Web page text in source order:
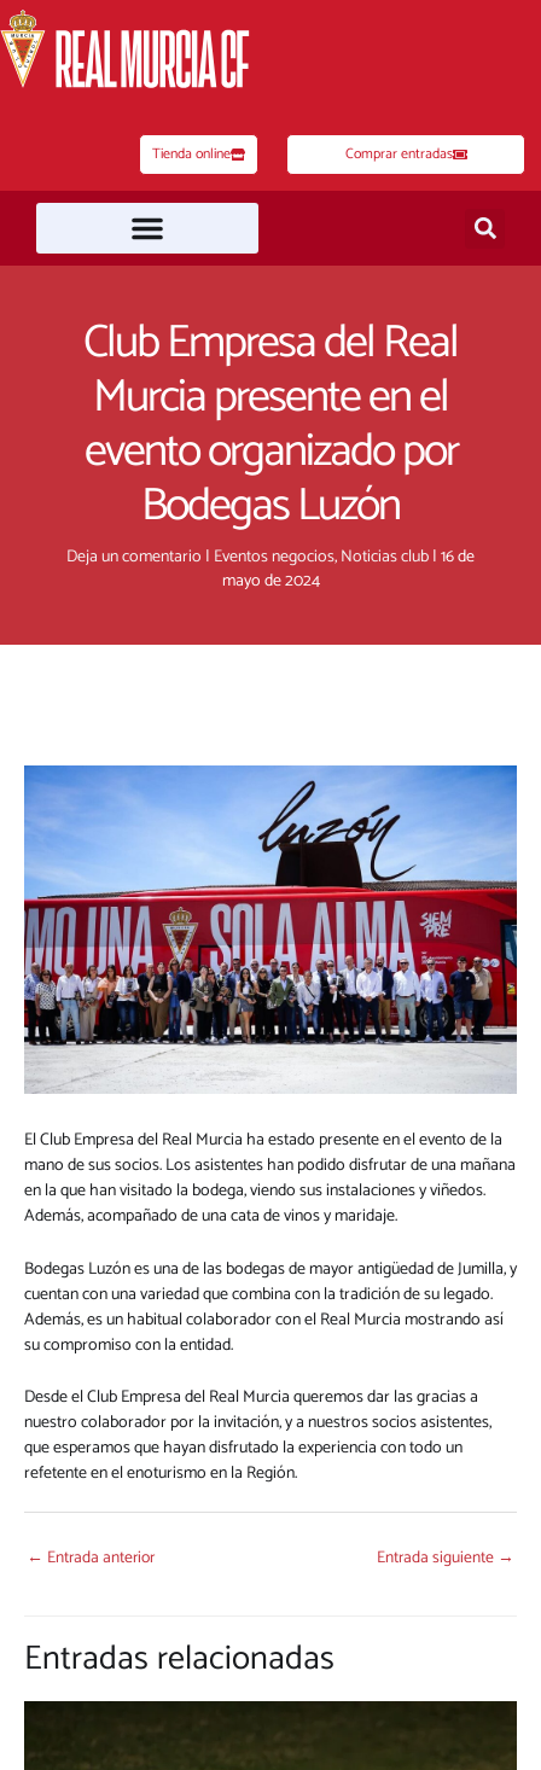
al
contenido
Tienda online Comprar entradas
Club Empresa del Real
Murcia presente en el
evento organizado por
Bodegas Luzón
Deja un comentario | Eventos negocios,Noticias club|16 de
mayo de 2024
El Club Empresa del Real Murcia ha estado presente en el evento de la
mano de sus socios. Los asistentes han podido disfrutar de una mañana
en la que han visitado la bodega, viendo sus instalaciones y viñedos.
Además, acompañado de una cata de vinos y maridaje.
Bodegas Luzón es una de las bodegas de mayor antigüedad de Jumilla, y
cuentan con una variedad que combina con la tradición de su legado.
Además, es un habitual colaborador con el Real Murcia mostrando así
su compromiso con la entidad.
Desde el Club Empresa del Real Murcia queremos dar las gracias a
nuestro colaborador por la invitación, y a nuestros socios asistentes,
que esperamos que hayan disfrutado la experiencia con todo un
refetente en el enoturismo en la Región.
← Entrada anterior Entrada siguiente →
Entradas relacionadas